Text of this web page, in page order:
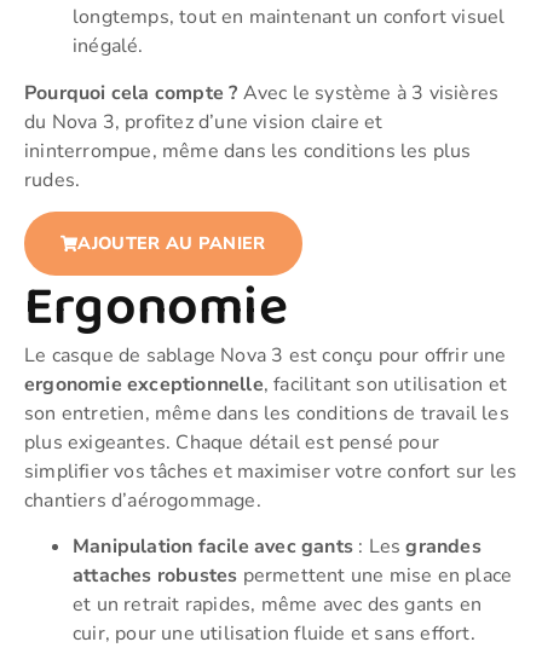
longtemps, tout en maintenant un confort visuel
inégalé.
Pourquoi cela compte ? Avec le système à 3 visières
du Nova 3, profitez d’une vision claire et
ininterrompue, même dans les conditions les plus
rudes.
AJOUTER AU PANIER
Ergonomie
Le casque de sablage Nova 3 est conçu pour offrir une
ergonomie exceptionnelle, facilitant son utilisation et
son entretien, même dans les conditions de travail les
plus exigeantes. Chaque détail est pensé pour
simplifier vos tâches et maximiser votre confort sur les
chantiers d’aérogommage.
Manipulation facile avec gants : Lesgrandes
attaches robustes permettent une mise en place
et un retrait rapides, même avec des gants en
cuir, pour une utilisation fluide et sans effort.